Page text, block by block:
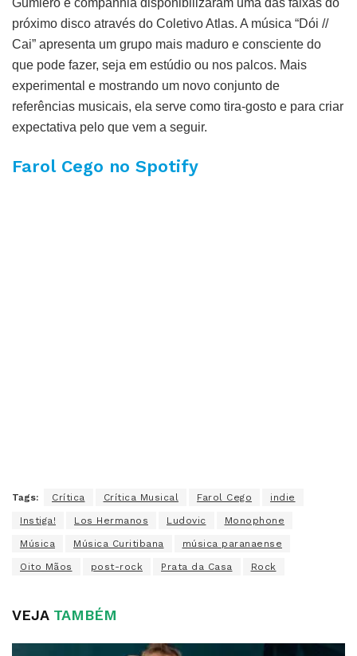
próximo disco através do Coletivo Atlas. A música “Dói //
Cai” apresenta um grupo mais maduro e consciente do
que pode fazer, seja em estúdio ou nos palcos. Mais
experimental e mostrando um novo conjunto de
referências musicais, ela serve como tira-gosto e para criar
expectativa pelo que vem a seguir.
Farol Cego no Spotify
Tags: Crítica Crítica Musical Farol Cego indie
Instiga! Los Hermanos Ludovic Monophone
Música Música Curitibana música paranaense
Oito Mãos post-rock Prata da Casa Rock
VEJATAMBÉM